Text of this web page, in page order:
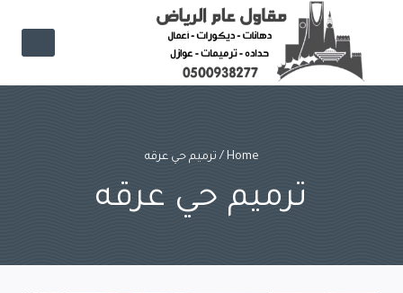
content
Home
/ ترميم حي عرقه
ترميم حي عرقه